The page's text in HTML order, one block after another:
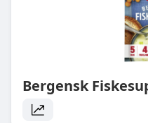
Bergensk